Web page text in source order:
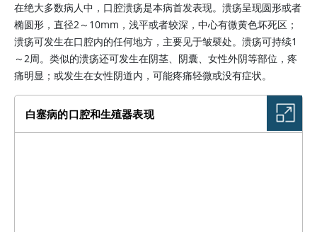
在绝大多数病人中，口腔溃疡是本病首发表现。溃疡呈现圆形或者
椭圆形，直径2～10mm，浅平或者较深，中心有微黄色坏死区；
溃疡可发生在口腔内的任何地方，主要见于皱襞处。溃疡可持续1
～2周。类似的溃疡还可发生在阴茎、阴囊、女性外阴等部位，疼
痛明显；或发生在女性阴道内，可能疼痛轻微或没有症状。
白塞病的口腔和生殖器表现